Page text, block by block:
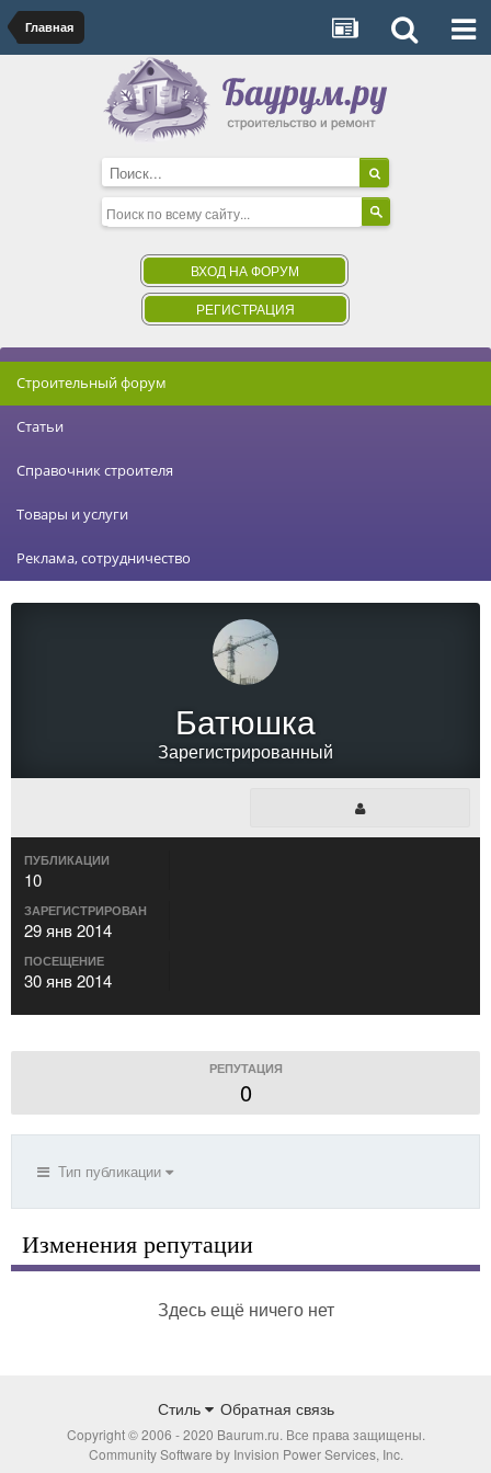
Главная
ВХОД НА ФОРУМ
РЕГИСТРАЦИЯ
Строительный форум
Статьи
Справочник строителя
Товары и услуги
Реклама, сотрудничество
Батюшка
Зарегистрированный
ПУБЛИКАЦИИ
10
ЗАРЕГИСТРИРОВАН
29 янв 2014
ПОСЕЩЕНИЕ
30 янв 2014
РЕПУТАЦИЯ
0
Тип публикации
Изменения репутации
Здесь ещё ничего нет
Стиль Обратная связь
Copyright © 2006 - 2020 Baurum.ru. Все права защищены.
Community Software by Invision Power Services, Inc.